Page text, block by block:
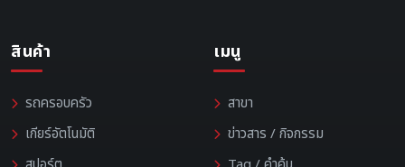
สินค้า
รถครอบครัว
เกียร์อัตโนมัติ
เมนู
สาขา
ข่าวสาร / กิจกรรม